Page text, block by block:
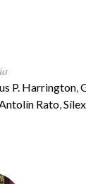
P. Harrington,
Rato,